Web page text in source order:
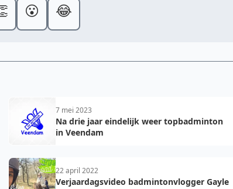
😮 😂
7 mei 2023
Na drie jaar eindelijk weer topbadminton
in Veendam
22 april 2022
Verjaardagsvideo badmintonvlogger Gayle